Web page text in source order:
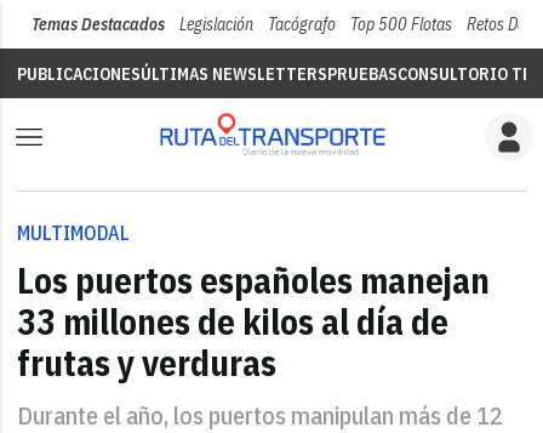
Temas Destacados Legislación Tacógrafo Top 500 Flotas Retos Del
PUBLICACIONESÚLTIMAS NEWSLETTERSPRUEBASCONSULTORIO
MULTIMODAL
Los puertos españoles manejan
33 millones de kilos al día de
frutas y verduras
Durante el año, los puertos manipulan más de 12